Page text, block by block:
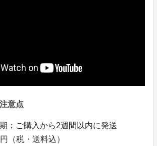
意点
：ご購入から2週間以内に発送
（税・送料込）